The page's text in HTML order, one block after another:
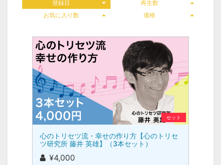
登録日
再生数
お気に入り数
価格
セット
心のトリセツ流・幸せの作り方【心のトリセ
ツ研究所 藤井 英雄】（3本セット）
¥4,000